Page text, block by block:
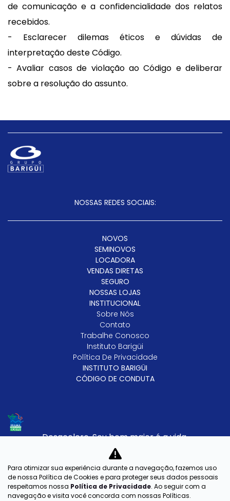
de comunicação e a confidencialidade dos relatos
recebidos.
- Esclarecer dilemas éticos e dúvidas de
interpretação deste Código.
- Avaliar casos de violação ao Código e deliberar
sobre a resolução do assunto.
NOSSAS REDES SOCIAIS:
NOVOS
SEMINOVOS
LOCADORA
VENDAS DIRETAS
SEGURO
NOSSAS LOJAS
INSTITUCIONAL
Sobre Nós
Contato
Trabalhe Conosco
Instituto Barigüi
Política De Privacidade
INSTITUTO BARIGÜI
CÓDIGO DE CONDUTA
Desacelere. Seu bem maior é a vida.
Barigui Veiculos Ltda
CNPJ: 79.763.884/0002-77
Para otimizar sua experiência durante a navegação, fazemos uso
de nossa Política de Cookies e para proteger seus dados pessoais
respeitamos nossa Política de Privacidade. Ao seguir com a
navegação e visita você concorda com nossas Políticas.